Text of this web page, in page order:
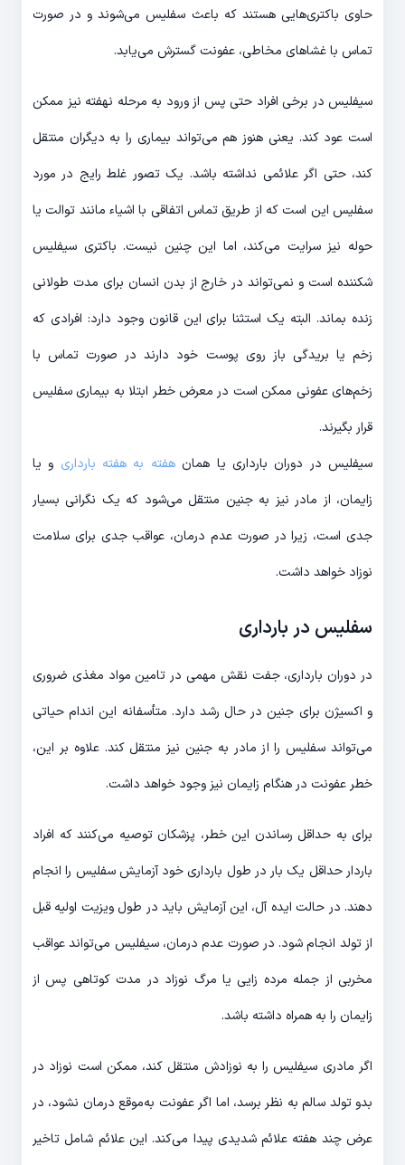
حاوی باکتری‌هایی هستند که باعث سفلیس می‌شوند و در صورت
تماس با غشاهای مخاطی، عفونت گسترش می‌یابد.
سیفلیس در برخی افراد حتی پس از ورود به مرحله نهفته نیز ممکن
است عود کند. یعنی هنوز هم می‌تواند بیماری را به دیگران منتقل
کند، حتی اگر علائمی نداشته باشد. یک تصور غلط رایج در مورد
سفلیس این است که از طریق تماس اتفاقی با اشیاء مانند توالت یا
حوله نیز سرایت می‌کند، اما این چنین نیست. باکتری سیفلیس
شکننده است و نمی‌تواند در خارج از بدن انسان برای مدت طولانی
زنده بماند. البته یک استثنا برای این قانون وجود دارد: افرادی که
زخم یا بریدگی باز روی پوست خود دارند در صورت تماس با
زخم‌های عفونی ممکن است در معرض خطر ابتلا به بیماری سفلیس
قرار بگیرند.
سیفلیس در دوران بارداری یا همانهفته به هفته بارداری و یا
زایمان، از مادر نیز به جنین منتقل می‌شود که یک نگرانی بسیار
جدی است، زیرا در صورت عدم درمان، عواقب جدی برای سلامت
نوزاد خواهد داشت.
سفلیس در بارداری
در دوران بارداری، جفت نقش مهمی در تامین مواد مغذی ضروری
و اکسیژن برای جنین در حال رشد دارد. متأسفانه این اندام حیاتی
می‌تواند سفلیس را از مادر به جنین نیز منتقل کند. علاوه بر این،
خطر عفونت در هنگام زایمان نیز وجود خواهد داشت.
برای به حداقل رساندن این خطر، پزشکان توصیه می‌کنند که افراد
باردار حداقل یک بار در طول بارداری خود آزمایش سفلیس را انجام
دهند. در حالت ایده آل، این آزمایش باید در طول ویزیت اولیه قبل
از تولد انجام شود. در صورت عدم درمان، سیفلیس می‌تواند عواقب
مخربی از جمله مرده زایی یا مرگ نوزاد در مدت کوتاهی پس از
زایمان را به همراه داشته باشد.
اگر مادری سیفلیس را به نوزادش منتقل کند، ممکن است نوزاد در
بدو تولد سالم به نظر برسد، اما اگر عفونت به‌موقع درمان نشود، در
عرض چند هفته علائم شدیدی پیدا می‌کند. این علائم شامل تاخیر